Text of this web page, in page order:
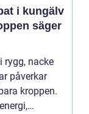
i kungälv
säger
rygg, nacke
påverkar
kroppen.